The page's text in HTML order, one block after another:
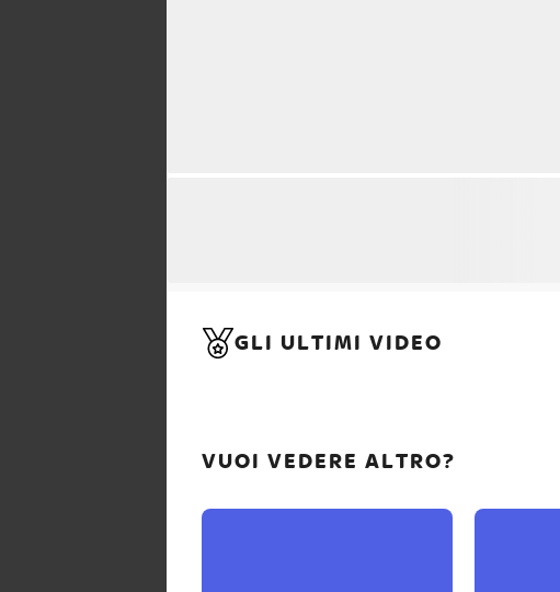
GLI ULTIMI VIDEO
VUOI VEDERE ALTRO?